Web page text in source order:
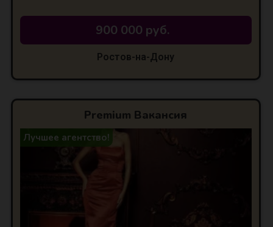
900 000 руб.
Ростов-на-Дону
Premium Вакансия
Лучшее агентство!